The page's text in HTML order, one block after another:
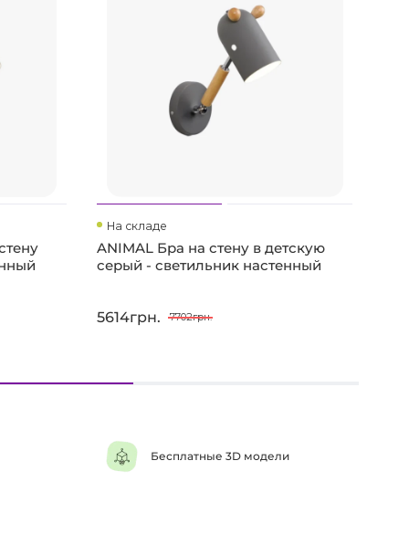
На складе
ANIMAL Бра на стену в детскую
серый - светильник настенный
5614грн. 7702грн.
Бесплатные 3D модели